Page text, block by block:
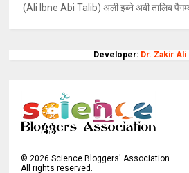
(Ali Ibne Abi Talib) अली इब्ने अबी तालिब
Developer: Dr. Zakir Ali
©2026 Science Bloggers' Association
All rights reserved.